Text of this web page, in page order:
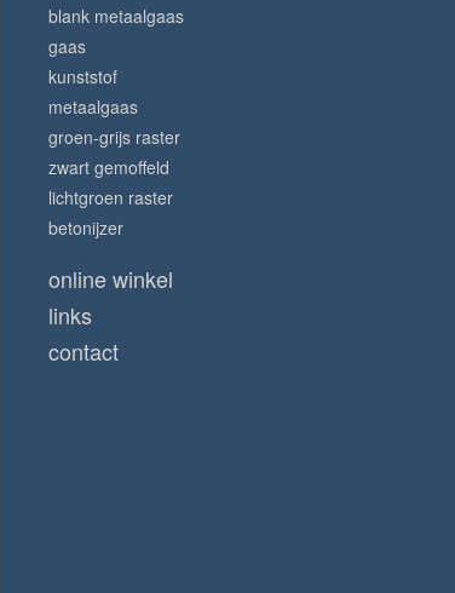
blank metaalgaas
gaas
kunststof
metaalgaas
groen-grijs raster
zwart gemoffeld
lichtgroen raster
betonijzer
online winkel
links
contact